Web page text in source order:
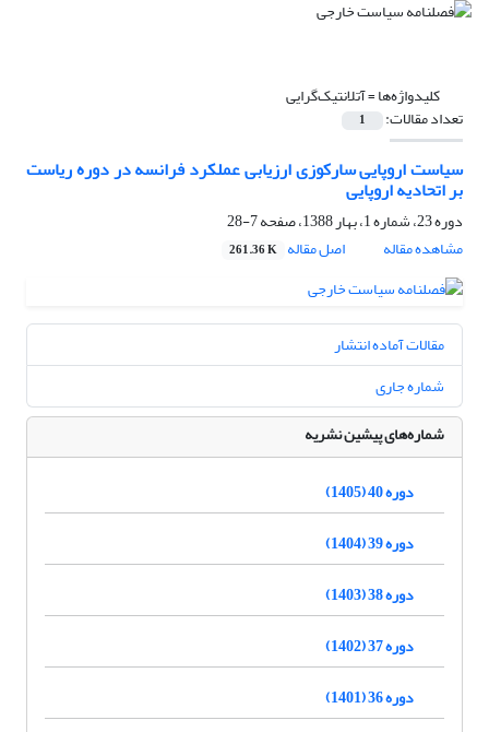
کلیدواژه‌ها =آتلانتیک‌گرایی
تعداد مقالات: 1
سیاست اروپایی سارکوزی ارزیابی عملکرد فرانسه در دوره ریاست
بر اتحادیه اروپایی
دوره 23، شماره 1، بهار 1388، صفحه
7-28
مشاهده مقاله
اصل مقاله 261.36 K
مقالات آماده انتشار
شماره جاری
شماره‌های پیشین نشریه
دوره 40 (1405)
دوره 39 (1404)
دوره 38 (1403)
دوره 37 (1402)
دوره 36 (1401)